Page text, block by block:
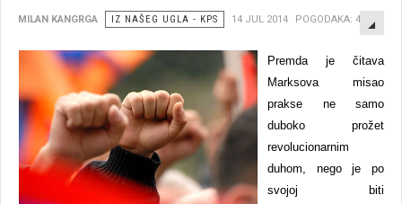
MILAN KANGRGA IZ NAŠEG UGLA - KPS 14 JUL 2014 POGODAKA: 4010
Premda je čitava
Marksova misao
prakse ne samo
duboko prožet
revolucionarnim
duhom, nego je po
svojoj biti